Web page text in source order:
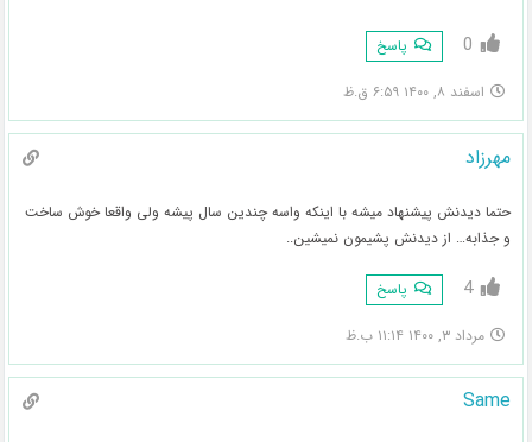
0 پاسخ
اسفند ۸, ۱۴۰۰ ۶:۵۹ ق.ظ
مهرزاد
حتما دیدنش پیشنهاد میشه با اینکه واسه چندین سال پیشه ولی واقعا خوش ساخت
و جذابه… از دیدنش پشیمون نمیشین..
4 پاسخ
مرداد ۳, ۱۴۰۰ ۱۱:۱۴ ب.ظ
Same